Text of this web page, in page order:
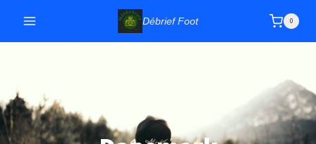
contenu
Débrief Foot 0